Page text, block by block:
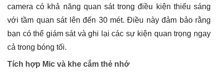
camera có khả năng quan sát trong điều kiện thiếu sáng
với tầm quan sát lên đến 30 mét. Điều này đảm bảo rằng
bạn có thể giám sát và ghi lại các sự kiện quan trọng ngay
cả trong bóng tối.
Tích hợp Mic và khe cắm thẻ nhớ